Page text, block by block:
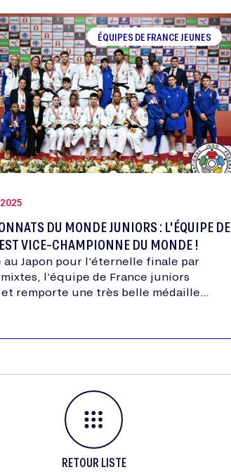
ÉQUIPES DE FRANCE JEUNES
DU MONDE JUNIORS : L'ÉQUIPE DE
VICE-CHAMPIONNE DU MONDE !
au Japon pour l’éternelle finale par
l’équipe de France juniors
et remporte une très belle médaille
RETOUR LISTE